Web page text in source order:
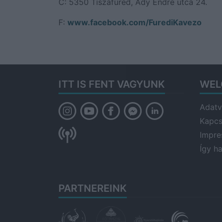
C: 5350 Tiszafüred, Ady Endre utca 24.
F: www.facebook.com/FurediKavezo
ITT IS FENT VAGYUNK
Így
PARTNEREINK